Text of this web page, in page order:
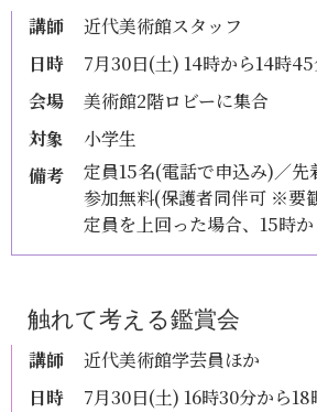
講師
近代美術館スタッフ
日時
7月30日(土) 14時から14時
会場
美術館2階ロビーに集合
対象
小学生
備考
定員15名(電話で申込み)／先
参加無料(保護者同伴可 ※要
定員を上回った場合、15時
触れて考える鑑賞会
講師
近代美術館学芸員ほか
日時
7月30日(土) 16時30分から18